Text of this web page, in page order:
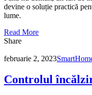
devine o soluție practică
lume.
Read More
Share
februarie 2, 2023
Controlul